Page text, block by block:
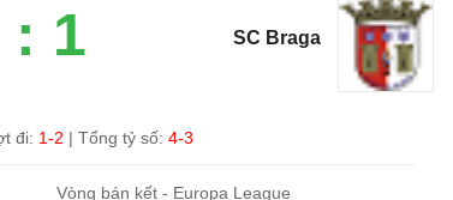
: 1 SC Braga
đi: 1-2 | Tổng tỷ số:4-3
Vòng bán kết - Europa League